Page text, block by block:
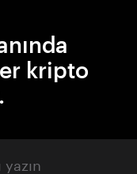
kripto